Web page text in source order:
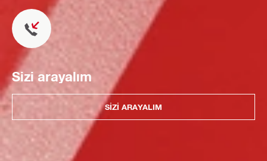
Sizi arayalım
SIZI ARAYALIM